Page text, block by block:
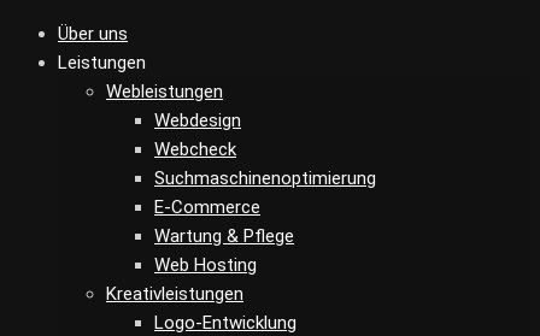
Über uns
Leistungen
Webleistungen
Webdesign
Webcheck
Suchmaschinenoptimierung
E-Commerce
Wartung & Pflege
Web Hosting
Kreativleistungen
Logo-Entwicklung